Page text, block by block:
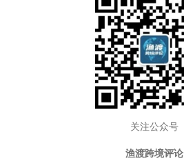
关注公众号
渔渡跨境评论